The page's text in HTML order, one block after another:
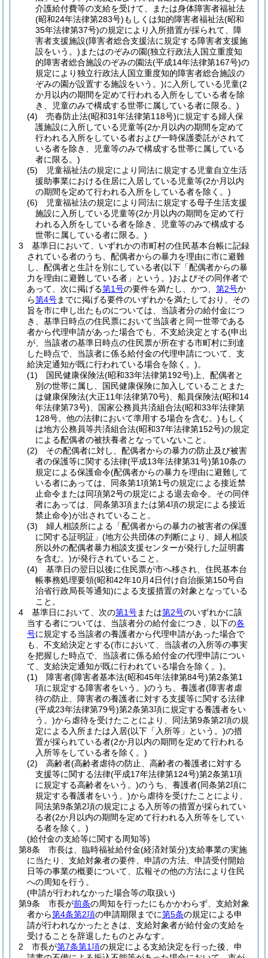
介護給付費等の支給を受けて、または身体障害者福祉法
(昭和24年法律第283号)もしくは知的障害者福祉法(昭和
35年法律第37号)の規定により入所措置が採られて、障
害者支援施設(障害者総合支援法に規定する障害者支援施
設をいう。) またはのぞみの園(独立行政法人国立重度知
的障害者総合施設のぞみの園法(平成14年法律第167号)の
規定により独立行政法人国立重度知的障害者総合施設の
ぞみの園が設置する施設をいう。)に入所している児童(2
か月以内の期間を定めて行われる入所をしている者を除
き、児童のみで構成する世帯に属している者に限る。)
(4)
売春防止法(昭和31年法律第118号)に規定する婦人保
護施設に入所している児童等(2か月以内の期間を定めて
行われる入所をしている者および一時保護委託がされて
いる者を除き、児童等のみで構成する世帯に属している
者に限る。)
(5)
児童福祉法の規定により同法に規定する児童自立生活
援助事業における住居に入居している児童等(2か月以内
の期間を定めて行われる入所をしている者を除く。)
(6)
児童福祉法の規定により同法に規定する母子生活支援
施設に入所している児童等(2か月以内の期間を定めて行
われる入所をしている者を除き、児童等のみで構成する
世帯に属している者に限る。)
3
基準日において、いずれかの市町村の住民基本台帳に記録
されている者のうち、配偶者からの暴力を理由に市に避難
し、配偶者と生計を別にしている者(以下「配偶者からの暴
力を理由に避難している者」という。)およびその同伴者で
あって、次に掲げる第1号の要件を満たし、かつ、 第2号か
ら第4号までに掲げる要件のいずれかを満たしており、その
旨を市に申し出たものについては、当該者分の給付金につ
き、基準日時点の住民票において当該者と同一世帯である
者から代理申請があった場合でも、不支給決定とする(申出
が、当該者の基準日時点の住民票が所在する市町村に到達
した時点で、当該者に係る給付金の代理申請について、支
給決定通知が既に行われている場合を除く。)。
(1)
国民健康保険法(昭和33年法律第192号) 上、配偶者と
別の世帯に属し、国民健康保険に加入していることまた
は健康保険法(大正11年法律第70号) 、船員保険法(昭和14
年法律第73号) 、国家公務員共済組合法(昭和33年法律第
128号。他の法律において準用する場合を含む。)もしく
は地方公務員等共済組合法(昭和37年法律第152号)の規定
による配偶者の被扶養者となっていないこと。
(2)
その配偶者に対し、配偶者からの暴力の防止及び被害
者の保護等に関する法律(平成13年法律第31号)第10条の
規定による保護命令(配偶者からの暴力を理由に避難して
いる者にあっては、同条第1項第1号の規定による接近禁
止命令または同項第2号の規定による退去命令。その同伴
者にあっては、同条第3項または第4項の規定による接近
禁止命令)が出されていること。
(3)
婦人相談所による「配偶者からの暴力の被害者の保護
に関する証明証」 (地方公共団体の判断により、婦人相談
所以外の配偶者暴力相談支援センターが発行した証明書
を含む。)が発行されていること。
(4)
基準日の翌日以後に住民票が市へ移され、住民基本台
帳事務処理要領(昭和42年10月4日付け自治振第150号自
治省行政局長等通知)による支援措置の対象となっている
こと。
4
基準日において、次の第1号または第2号のいずれかに該
当する者については、当該者分の給付金につき、以下の各
号に規定する当該者の養護者から代理申請があった場合で
も、不支給決定とする(市において、当該者の入所等の事実
を把握した時点で、当該者に係る給付金の代理申請につい
て、支給決定通知が既に行われている場合を除く。)。
(1)
障害者(障害者基本法(昭和45年法律第84号)第2条第1
項に規定する障害者をいう。)のうち、養護者(障害者虐
待の防止、障害者の養護者に対する支援等に関する法律
(平成23年法律第79号)第2条第3項に規定する養護者をい
う。)から虐待を受けたことにより、同法第9条第2項の規
定による入所または入居(以下「入所等」という。)の措
置が採られている者(2か月以内の期間を定めて行われる
入所等をしている者を除く。)
(2)
高齢者(高齢者虐待の防止、高齢者の養護者に対する
支援等に関する法律(平成17年法律第124号)第2条第1項
に規定する高齢者をいう。)のうち、養護者(同条第2項に
規定する養護者をいう。)から虐待を受けたことにより、
同法第9条第2項の規定による入所等の措置が採られてい
る者(2か月以内の期間を定めて行われる入所等をしてい
る者を除く。)
(給付金の支給等に関する周知等)
第8条
市長は、臨時福祉給付金(経済対策分)支給事業の実施
に当たり、支給対象者の要件、申請の方法、申請受付開始
日等の事業の概要について、広報その他の方法により住民
への周知を行う。
(申請が行われなかった場合等の取扱い)
第9条
市長が前条の周知を行ったにもかかわらず、支給対象
者から第4条第2項の申請期限までに第5条の規定による申
請が行われなかったときは、支給対象者が給付金の支給を
受けることを辞退したものとみなす。
2
市長が第7条第1項の規定による支給決定を行った後、申